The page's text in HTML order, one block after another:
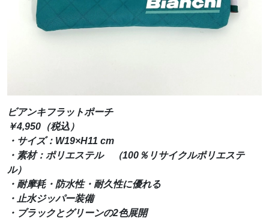
ビアンキフラットポーチ
￥4,950（税込）
・サイズ：W19×H11 cm
・素材：ポリエステル （100％リサイクルポリエステ
ル）
・耐摩耗・防水性・耐久性に優れる
・止水ジッパー装備
・ブラックとグリーンの2色展開